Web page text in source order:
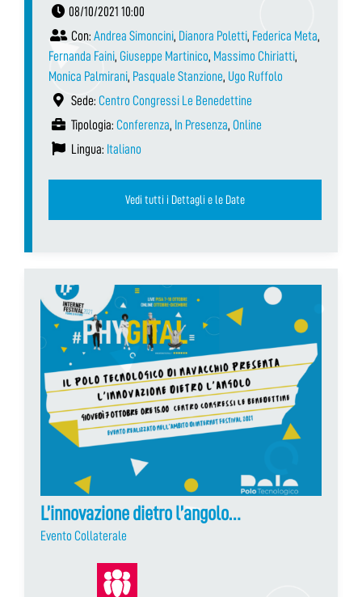
08/10/2021 10:00
Con: Andrea Simoncini, Dianora Poletti, Federica Meta,
Fernanda Faini, Giuseppe Martinico, Massimo Chiriatti,
Monica Palmirani, Pasquale Stanzione, Ugo Ruffolo
Sede: Centro Congressi Le Benedettine
Tipologia: Conferenza, In Presenza, Online
Lingua: Italiano
Vedi tutti i Dettagli e le Date
L’innovazione dietro l’angolo…
Evento Collaterale